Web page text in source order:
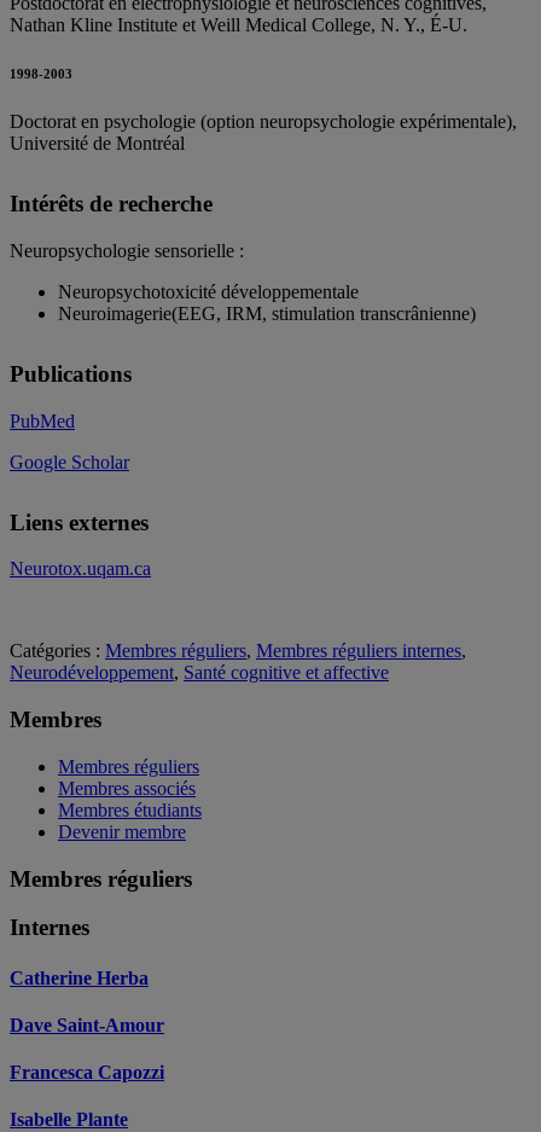
Nathan Kline Institute et Weill Medical College, N. Y., É-U.
1998-2003
Doctorat en psychologie (option neuropsychologie expérimentale),
Université de Montréal
Intérêts de recherche
Neuropsychologie sensorielle :
Neuropsychotoxicité développementale
Neuroimagerie(EEG, IRM, stimulation transcrânienne)
Publications
PubMed
Google Scholar
Liens externes
Neurotox.uqam.ca
Catégories : Membres réguliers, Membres réguliers internes,
Neurodéveloppement, Santé cognitive et affective
Barre
latérale
principale
Membres
Membres réguliers
Membres associés
Membres étudiants
Devenir membre
Membres réguliers
Internes
Catherine Herba
Dave Saint-Amour
Francesca Capozzi
Isabelle Plante